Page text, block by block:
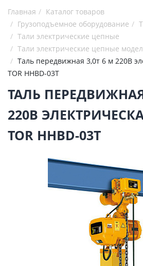
Главная
Каталог товаров
Грузоподъемное оборудование
Тали электрические цепные
Тали электрические цепные
Таль передвижная 3,0т 6 м 220В электрическая цепная
TOR HHBD-03T
ТАЛЬ ПЕРЕДВИЖНАЯ 3,0Т 6
220В
TOR HHBD-03T